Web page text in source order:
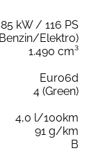
85 kW / 116 PS
Elektro)
1.490 cm³
Euro6d
4 (Green)
4,0 l/100km
91 g/km
B